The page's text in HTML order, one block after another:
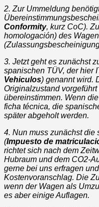
2. Zur Ummeldung
Conformity, kurz CoC).
homologación) des
3. Jetzt geht es zunächst
spanischen TÜV, der hier
Vehiculos) genannt wird.
Originalzustand
übereinstimmen. Wenn
ficha técnica, die
später abgeholt werden.
4. Nun muss zunächst die
(Impuesto de
richtet sich nach dem
Hubraum und dem CO2-
gerne bei uns erfragen
Kostenvoranschlag. Die
wenn der Wagen als
es aber einige Auflagen.